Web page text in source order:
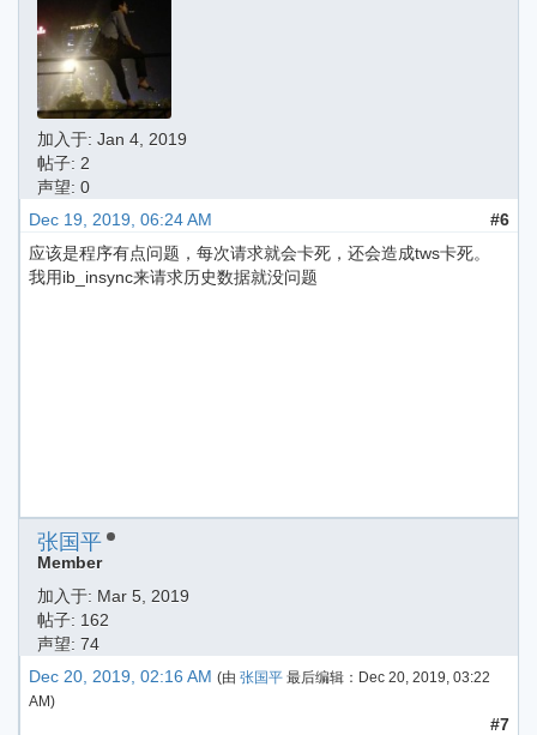
加入于: Jan 4, 2019
帖子: 2
声望: 0
Dec 19, 2019, 06:24 AM
#6
应该是程序有点问题，每次请求就会卡死，还会造成tws卡死。
我用ib_insync来请求历史数据就没问题
张国平
Member
加入于: Mar 5, 2019
帖子: 162
声望: 74
Dec 20, 2019, 02:16 AM (由 张国平 最后编辑： Dec 20, 2019, 03:22
AM)
#7